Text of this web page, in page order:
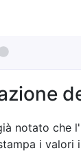
notato che
i valori